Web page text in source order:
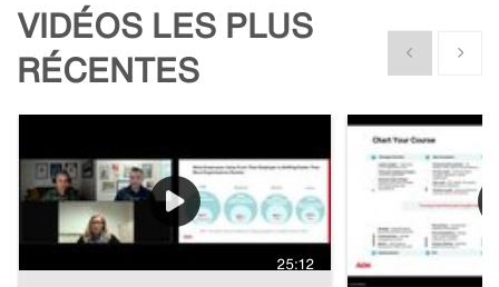
VIDÉOS LES PLUS
RÉCENTES
Show previous
Show
25:12